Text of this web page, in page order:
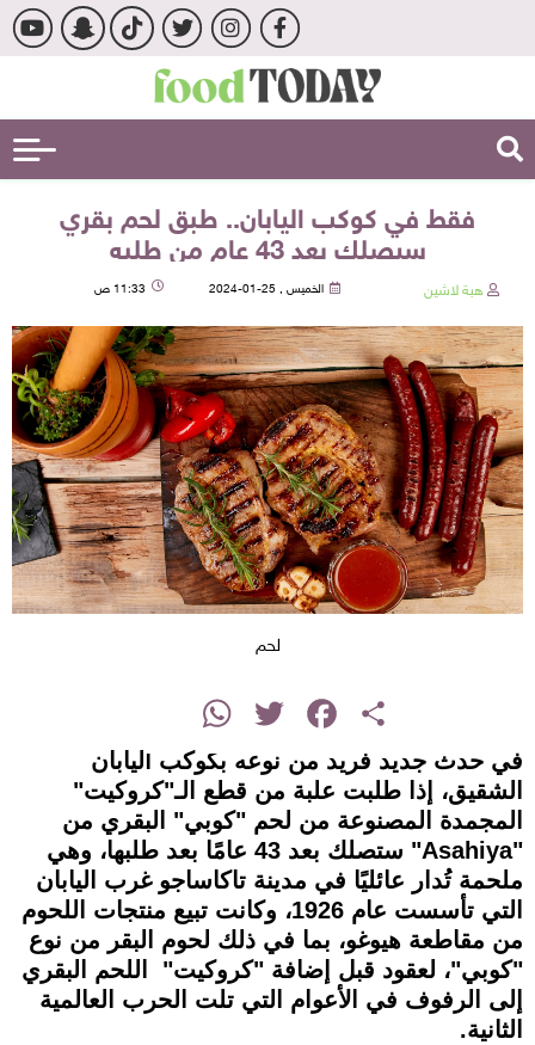
فقط في كوكب اليابان.. طبق لحم بقري
سيصلك بعد 43 عام من طلبه
هبة لاشين الخميس , 25-01-2024 11:33 ص
لحم
Share
Facebook
Twitter
WhatsApp
في حدث جديد فريد من نوعه بكوكب اليابان
الشقيق، إذا طلبت علبة من قطع الـ"كروكيت"
المجمدة المصنوعة من لحم "كوبي" البقري من
"Asahiya" ستصلك بعد 43 عامًا بعد طلبها، وهي
ملحمة تُدار عائليًا في مدينة تاكاساجو غرب اليابان
التي تأسست عام 1926، وكانت تبيع منتجات اللحوم
من مقاطعة هيوغو، بما في ذلك لحوم البقر من نوع
"كوبي"، لعقود قبل إضافة "كروكيت" اللحم البقري
إلى الرفوف في الأعوام التي تلت الحرب العالمية
الثانية.